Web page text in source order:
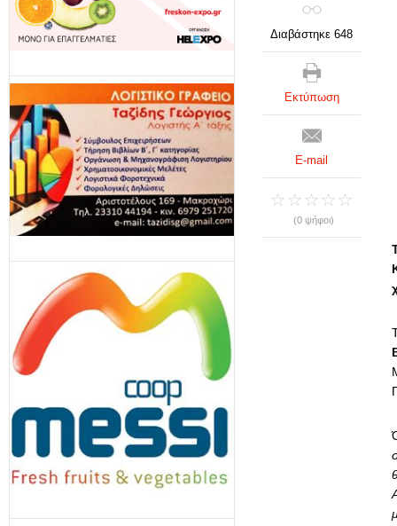
Διαβάστηκε 648
Εκτύπωση
E-mail
(0 ψήφοι)